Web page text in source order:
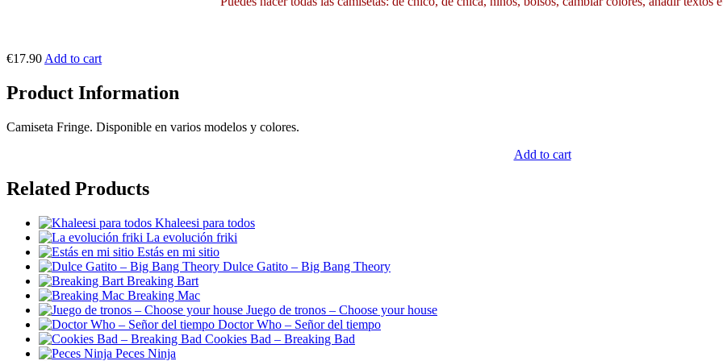
€17.90 Add to cart
Product Information
Camiseta Fringe. Disponible en varios modelos y colores.
Add to cart
Related Products
Khaleesi para todos
La evolución friki
Estás en mi sitio
Dulce Gatito – Big Bang Theory
Breaking Bart
Breaking Mac
Juego de tronos – Choose your house
Doctor Who – Señor del tiempo
Cookies Bad – Breaking Bad
Peces Ninja